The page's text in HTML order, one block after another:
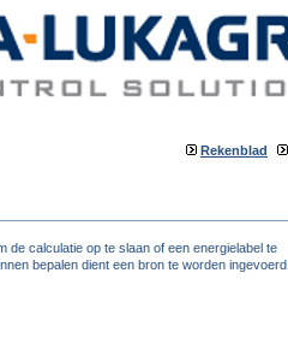
Rekenblad
de calculatie op te slaan of een energielabel te
bepalen dient een bron te worden ingevoerd.